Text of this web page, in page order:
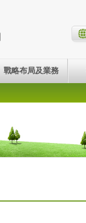
戰略布局及業務